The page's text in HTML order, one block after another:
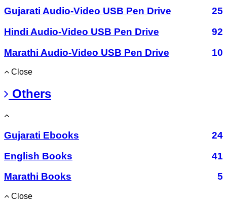
Gujarati Audio-Video USB Pen Drive
25
Hindi Audio-Video USB Pen Drive
92
Marathi Audio-Video USB Pen Drive
10
Close
Others
Gujarati Ebooks
24
English Books
41
Marathi Books
5
Close